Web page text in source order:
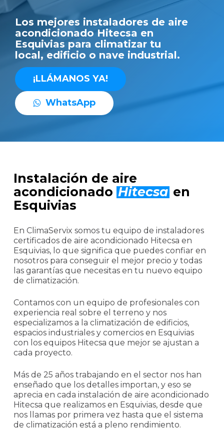
Los mejores instaladores de aire
acondicionado Hitecsa en
Esquivias para climatizar tu
local, edificio o nave industrial.
¡LLÁMANOS YA!
WhatsApp
Instalación de aire
acondicionado Hitecsa en
Esquivias
En ClimaServix somos tu equipo de instaladores
certificados de aire acondicionado Hitecsa en
Esquivias, lo que significa que puedes confiar en
nosotros para conseguir el mejor precio y todas
las garantías que necesitas en tu nuevo equipo
de climatización.
Contamos con un equipo de profesionales con
experiencia real sobre el terreno y nos
especializamos a la climatización de edificios,
espacios industriales y comercios en Esquivias
con los equipos Hitecsa que mejor se ajustan a
cada proyecto.
Más de 25 años trabajando en el sector nos han
enseñado que los detalles importan, y eso se
aprecia en cada instalación de aire acondicionado
Hitecsa que realizamos en Esquivias, desde que
nos llamas por primera vez hasta que el sistema
de climatización está a pleno rendimiento.